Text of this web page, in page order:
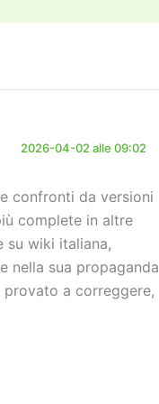
2026-04-02 alle 09:02
confronti da versioni
complete in altre
su wiki italiana,
nella sua propaganda
a correggere,